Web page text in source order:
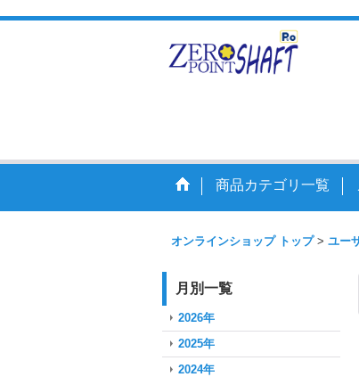
商品カテゴリ一覧
オンラインショップ トップ > ユー
月別一覧
2026年
2025年
2024年